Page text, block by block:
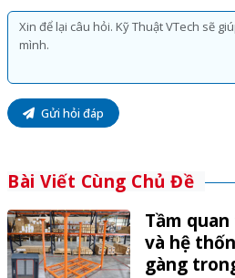
Gửi hỏi đáp
Bài Viết Cùng Chủ Đề
Tầm
và hệ
gàng